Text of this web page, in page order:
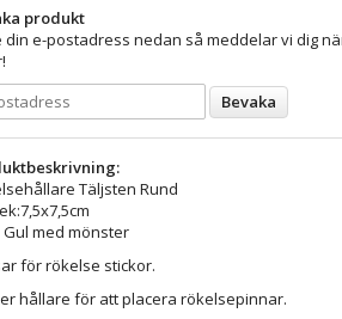
produkt
din e-postadress nedan så meddelar vi dig
Bevaka
Täljsten Rund
Gul med mönster
för rökelse stickor.
hållare för att placera rökelsepinnar.